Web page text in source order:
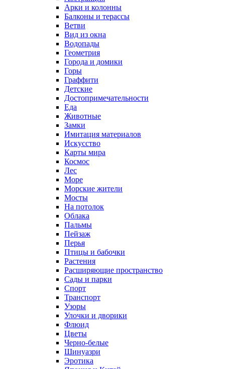
Арки и колонны
Балконы и терассы
Ветви
Вид из окна
Водопады
Геометрия
Города и домики
Горы
Граффити
Детские
Достопримечательности
Еда
Животные
Замки
Имитация материалов
Искусство
Карты мира
Космос
Лес
Море
Морские жители
Мосты
На потолок
Облака
Пальмы
Пейзаж
Перья
Птицы и бабочки
Растения
Расширяющие пространство
Сады и парки
Спорт
Транспорт
Узоры
Улочки и дворики
Флюид
Цветы
Черно-белые
Шинуазри
Эротика